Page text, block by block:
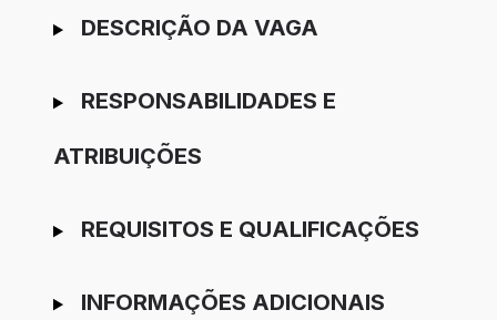
Ir para candidatura
DESCRIÇÃO DA VAGA
RESPONSABILIDADES E
ATRIBUIÇÕES
REQUISITOS E QUALIFICAÇÕES
INFORMAÇÕES ADICIONAIS